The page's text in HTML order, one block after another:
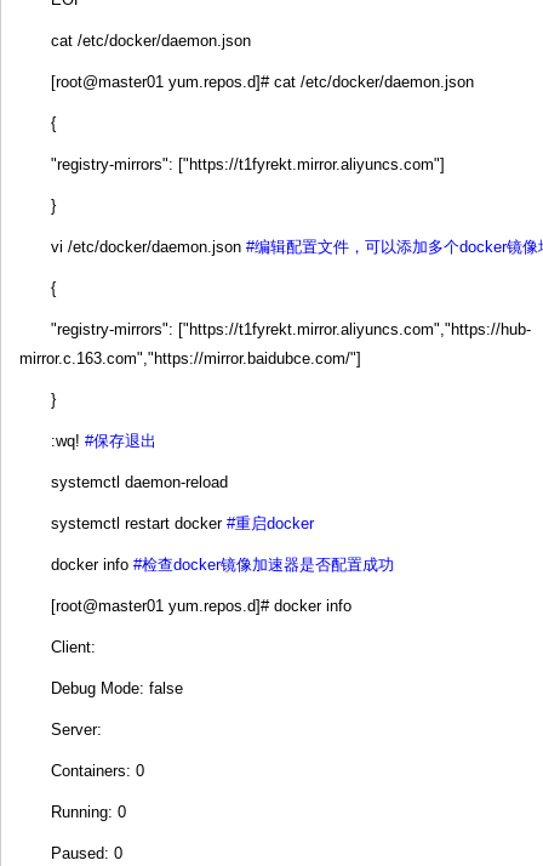
cat /etc/docker/daemon.json
[root@master01 yum.repos.d]# cat /etc/docker/daemon.json
{
"registry-mirrors": ["https://t1fyrekt.mirror.aliyuncs.com"]
}
vi /etc/docker/daemon.json #编辑配置文件，可以添加多个docker镜像
{
"registry-mirrors": ["https://t1fyrekt.mirror.aliyuncs.com","https://hub-
mirror.c.163.com","https://mirror.baidubce.com/"]
}
:wq! #保存退出
systemctl daemon-reload
systemctl restart docker #重启docker
docker info #检查docker镜像加速器是否配置成功
[root@master01 yum.repos.d]# docker info
Client:
Debug Mode: false
Server:
Containers: 0
Running: 0
Paused: 0